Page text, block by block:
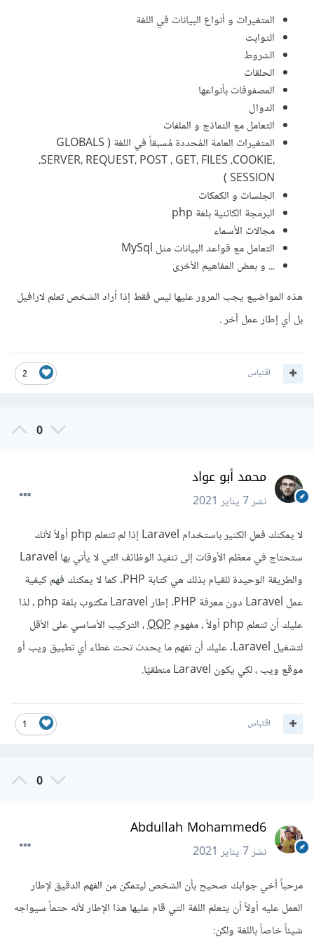
المتغيرات و أنواع البيانات في اللغة
الثوابت
الشروط
الحلقات
المصفوفات بأنواعها
الدوال
التعامل مع النماذج و الملفات
المتغيرات العامة المُحددة مُسبقاً في اللغة ( GLOBALS
،SERVER، REQUEST، POST ، GET، FILES ،COOKIE،
SESSION )
الجلسات و الكعكات
البرمجة الكائنية بلغة php
مجالات الأسماء
التعامل مع قواعد البيانات مثل MySql
... و بعض المفاهيم الأخرى
هذه المواضيع يجب المرور عليها ليس فقط إذا أراد الشخص تعلم لارافيل
بل أي إطار عمل آخر .
2 اقتباس
0
محمد أبو عواد
نشر7 يناير 2021
لا يمكنك فعل الكثير باستخدام Laravel إذا لم تتعلم php أولاً لأنك
ستحتاج في معظم الأوقات إلى تنفيذ الوظائف التي لا يأتي بها Laravel
والطريقة الوحيدة للقيام بذلك هي كتابة PHP. كما لا يمكنك فهم كيفية
عمل Laravel دون معرفة PHP. إطار Laravel مكتوب بلغة php ، لذا
عليك أن تتعلم php أولاً ، مفهوم
OOP، التركيب الأساسي على الأقل
لتشغيل Laravel. عليك أن تفهم ما يحدث تحت غطاء أي تطبيق ويب أو
موقع ويب ، لكي يكون Laravel منطقيًا.
1 اقتباس
0
Abdullah Mohammed6
نشر7 يناير 2021
مرحباً أخي جوابك صحيح بأن الشخص ليتمكن من الفهم الدقيق لإطار
العمل عليه أولاً أن يتعلم اللغة التي قام عليها هذا الإطار لأنه حتماً سيواجه
شيئاً خاصاً باللغة ولكن: